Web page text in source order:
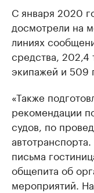
С января 2020
досмотрели на
линиях
средства, 202,4
экипажей и 509
«Также
рекомендации
судов, по
письма
общепита об
мероприятий.